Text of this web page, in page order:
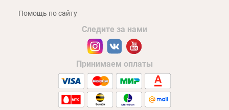
Помощь по сайту
Следите за нами
Принимаем оплаты